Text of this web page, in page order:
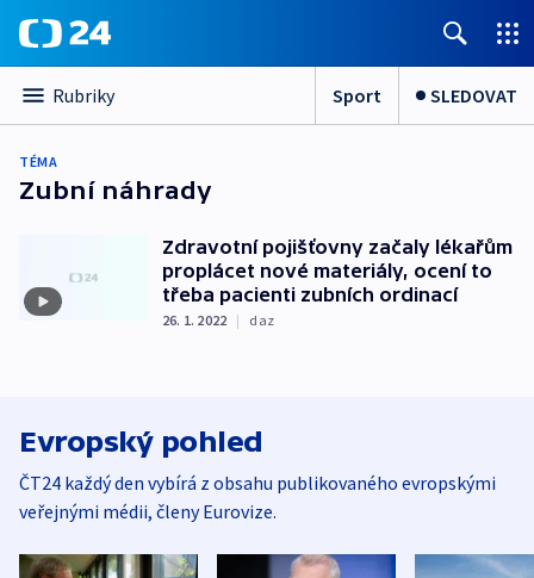
Rubriky Sport SLEDOVAT
TÉMA
Zubní náhrady
Zdravotní pojišťovny začaly lékařům
proplácet nové materiály, ocení to
třeba pacienti zubních ordinací
26. 1. 2022 | daz
Evropský pohled
ČT24 každý den vybírá z obsahu publikovaného evropskými
veřejnými médii, členy Eurovize.